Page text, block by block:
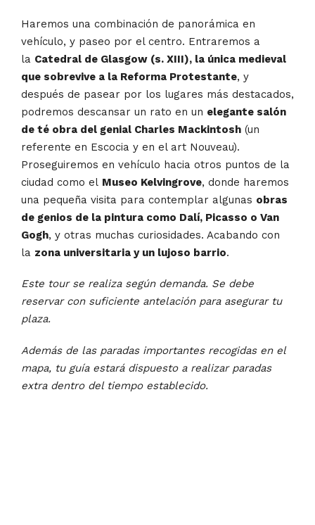
Haremos una combinación de panorámica en
vehículo, y paseo por el centro. Entraremos a
la Catedral de Glasgow (s. XIII), la única medieval
que sobrevive a la Reforma Protestante, y
después de pasear por los lugares más destacados,
podremos descansar un rato en un elegante salón
de té obra del genial Charles Mackintosh (un
referente en Escocia y en el art Nouveau).
Proseguiremos en vehículo hacia otros puntos de la
ciudad como el Museo Kelvingrove, donde haremos
una pequeña visita para contemplar algunas obras
de genios de la pintura como Dalí, Picasso o Van
Gogh, y otras muchas curiosidades. Acabando con
la zona universitaria y un lujoso barrio.
Este tour se realiza según demanda. Se debe
reservar con suficiente antelación para asegurar tu
plaza.
Además de las paradas importantes recogidas en el
mapa, tu guía estará dispuesto a realizar paradas
extra dentro del tiempo establecido.